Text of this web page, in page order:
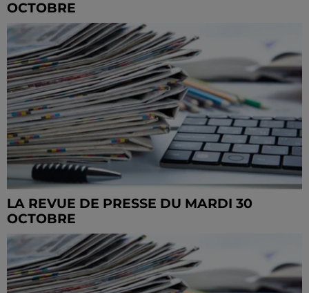
OCTOBRE
LA REVUE DE PRESSE DU MARDI 30
OCTOBRE